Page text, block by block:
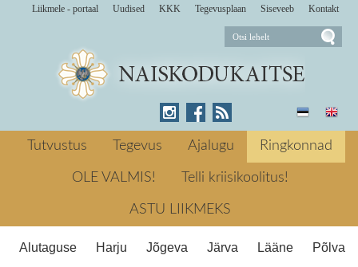
Liikmele - portaal Uudised KKK Tegevusplaan Siseveeb Kontakt
Ühenduses peitub jõud
29. jaanuaril korraldasid MTÜ Saverna
KES KUS ja Naiskodukaitse Põlva
ringkonna Kanepi jaoskond
tervisespordiürituse „Saverna duatlon
Naiskodukaitse Kanepi jaoskond - 10
Ühenduses peitub jõud
Tutvustus Tegevus Ajalugu Ringkonnad
OLE VALMIS! Telli kriisikoolitus!
ASTU LIIKMEKS
Alutaguse Harju Jõgeva Järva Lääne
Põlva